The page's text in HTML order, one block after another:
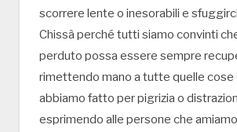
scorrere lente o inesorabili e
Chissà perché tutti siamo convinti
perduto possa essere sempre
rimettendo mano a tutte quelle cose
abbiamo fatto per pigrizia o
esprimendo alle persone che